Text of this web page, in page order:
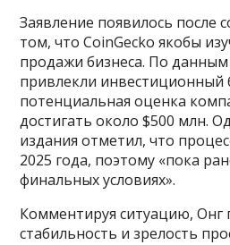
Заявление появилось
том, что CoinGecko якобы
продажи бизнеса. По данным
привлекли инвестиционный
потенциальная оценка
достигать около $500 млн.
издания отметил, что
2025 года, поэтому «пока
финальных условиях».
Комментируя ситуацию, Онг
стабильность и зрелость